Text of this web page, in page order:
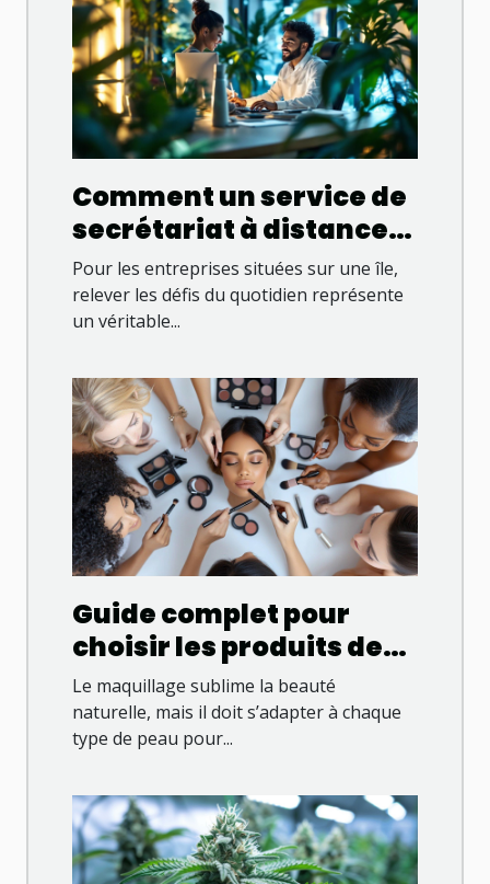
Comment un service de
secrétariat à distance
booste les entreprises
insulaires ?
Pour les entreprises situées sur une île,
relever les défis du quotidien représente
un véritable...
Guide complet pour
choisir les produits de
maquillage adaptés à
chaque type de peau
Le maquillage sublime la beauté
naturelle, mais il doit s’adapter à chaque
type de peau pour...